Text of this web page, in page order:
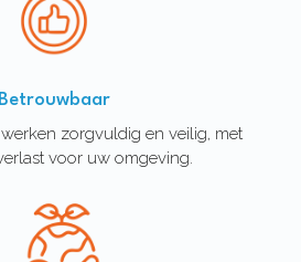
Betrouwbaar
zorgvuldig en veilig, met
voor uw omgeving.